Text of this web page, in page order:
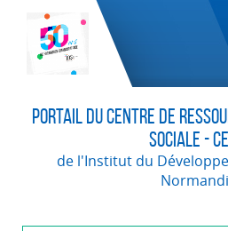
Portail du Centre de
Sociale -
de l'Institut du